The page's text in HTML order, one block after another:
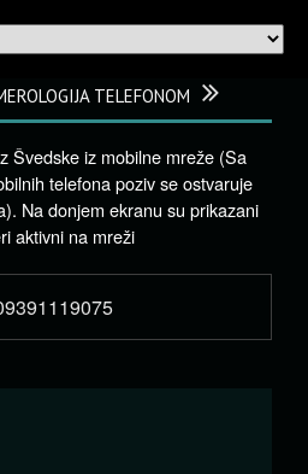
TELEFONOM
Švedske iz mobilne mreže (Sa
telefona poziv se ostvaruje
Na donjem ekranu su prikazani
aktivni na mreži